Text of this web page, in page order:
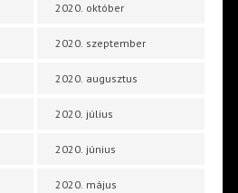
2020. október
2020. szeptember
2020. augusztus
2020. július
2020. június
2020. május